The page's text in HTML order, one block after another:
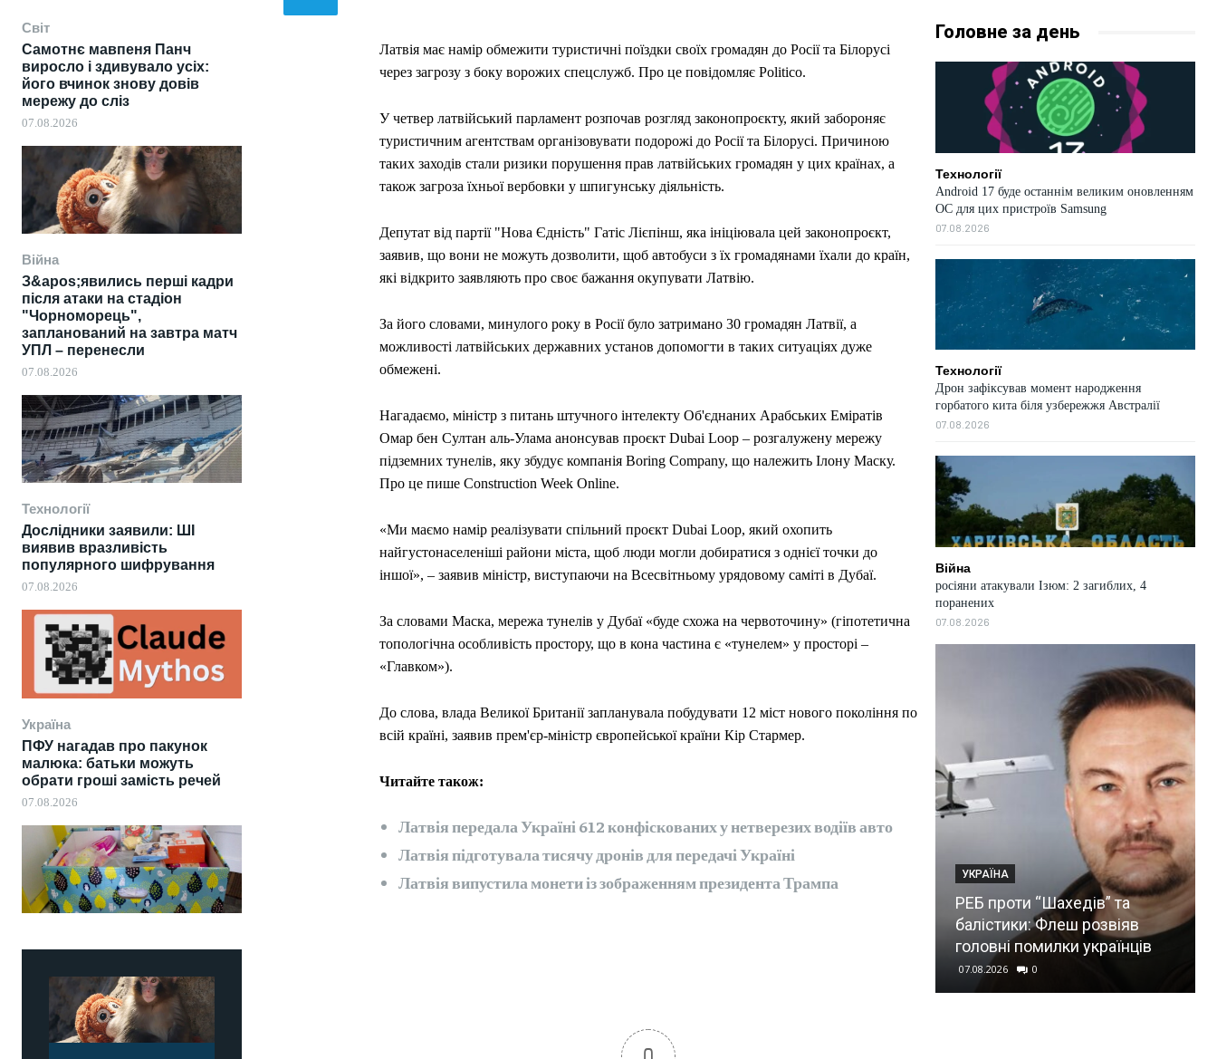
Світ
Самотнє мавпеня Панч
виросло і здивувало усіх:
його вчинок знову довів
мережу до сліз
07.08.2026
Війна
З&apos;явились перші кадри
після атаки на стадіон
"Чорноморець",
запланований на завтра матч
УПЛ – перенесли
07.08.2026
Технології
Дослідники заявили: ШІ
виявив вразливість
популярного шифрування
07.08.2026
Україна
ПФУ нагадав про пакунок
малюка: батьки можуть
обрати гроші замість речей
07.08.2026
Латвія має намір обмежити туристичні поїздки своїх громадян до Росії та Білорусі
через загрозу з боку ворожих спецслужб. Про це повідомляє Politico.
У четвер латвійський парламент розпочав розгляд законопроєкту, який забороняє
туристичним агентствам організовувати подорожі до Росії та Білорусі. Причиною
таких заходів стали ризики порушення прав латвійських громадян у цих країнах, а
також загроза їхньої вербовки у шпигунську діяльність.
Депутат від партії "Нова Єдність" Гатіс Лієпінш, яка ініціювала цей законопроєкт,
заявив, що вони не можуть дозволити, щоб автобуси з їх громадянами їхали до країн,
які відкрито заявляють про своє бажання окупувати Латвію.
За його словами, минулого року в Росії було затримано 30 громадян Латвії, а
можливості латвійських державних установ допомогти в таких ситуаціях дуже
обмежені.
Нагадаємо, міністр з питань штучного інтелекту Об'єднаних Арабських Еміратів
Омар бен Султан аль-Улама анонсував проєкт Dubai Loop – розгалужену мережу
підземних тунелів, яку збудує компанія Boring Company, що належить Ілону Маску.
Про це пише Construction Week Online.
«Ми маємо намір реалізувати спільний проєкт Dubai Loop, який охопить
найгустонаселеніші райони міста, щоб люди могли добиратися з однієї точки до
іншої», – заявив міністр, виступаючи на Всесвітньому урядовому саміті в Дубаї.
За словами Маска, мережа тунелів у Дубаї «буде схожа на червоточину» (гіпотетична
топологічна особливість простору, що в кона частина є «тунелем» у просторі –
«Главком»).
До слова, влада Великої Британії запланувала побудувати 12 міст нового покоління по
всій країні, заявив прем'єр-міністр європейської країни Кір Стармер.
Читайте також:
Латвія передала Україні 612 конфіскованих у нетверезих водіїв авто
Латвія підготувала тисячу дронів для передачі Україні
Латвія випустила монети із зображенням президента Трампа
Головне за день
Технології
Android 17 буде останнім великим оновленням
ОС для цих пристроїв Samsung
07.08.2026
Технології
Дрон зафіксував момент народження
горбатого кита біля узбережжя Австралії
07.08.2026
Війна
росіяни атакували Ізюм: 2 загиблих, 4
поранених
07.08.2026
УКРАЇНА
РЕБ проти “Шахедів” та
балістики: Флеш розвіяв
головні помилки українців
07.08.2026 0